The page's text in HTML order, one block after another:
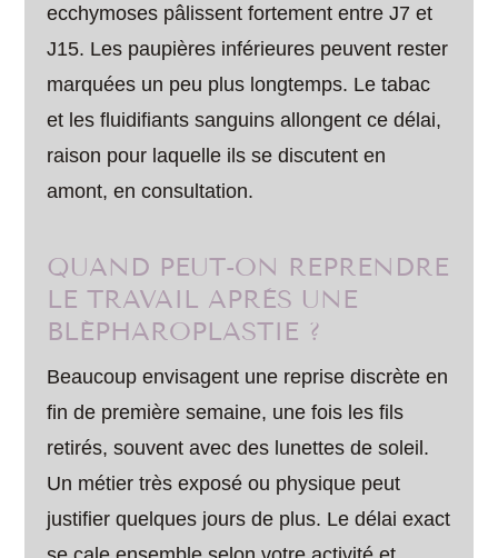
ecchymoses pâlissent fortement entre J7 et
J15. Les paupières inférieures peuvent rester
marquées un peu plus longtemps. Le tabac
et les fluidifiants sanguins allongent ce délai,
raison pour laquelle ils se discutent en
amont, en consultation.
QUAND PEUT-ON REPRENDRE
LE TRAVAIL APRÈS UNE
BLÉPHAROPLASTIE ?
Beaucoup envisagent une reprise discrète en
fin de première semaine, une fois les fils
retirés, souvent avec des lunettes de soleil.
Un métier très exposé ou physique peut
justifier quelques jours de plus. Le délai exact